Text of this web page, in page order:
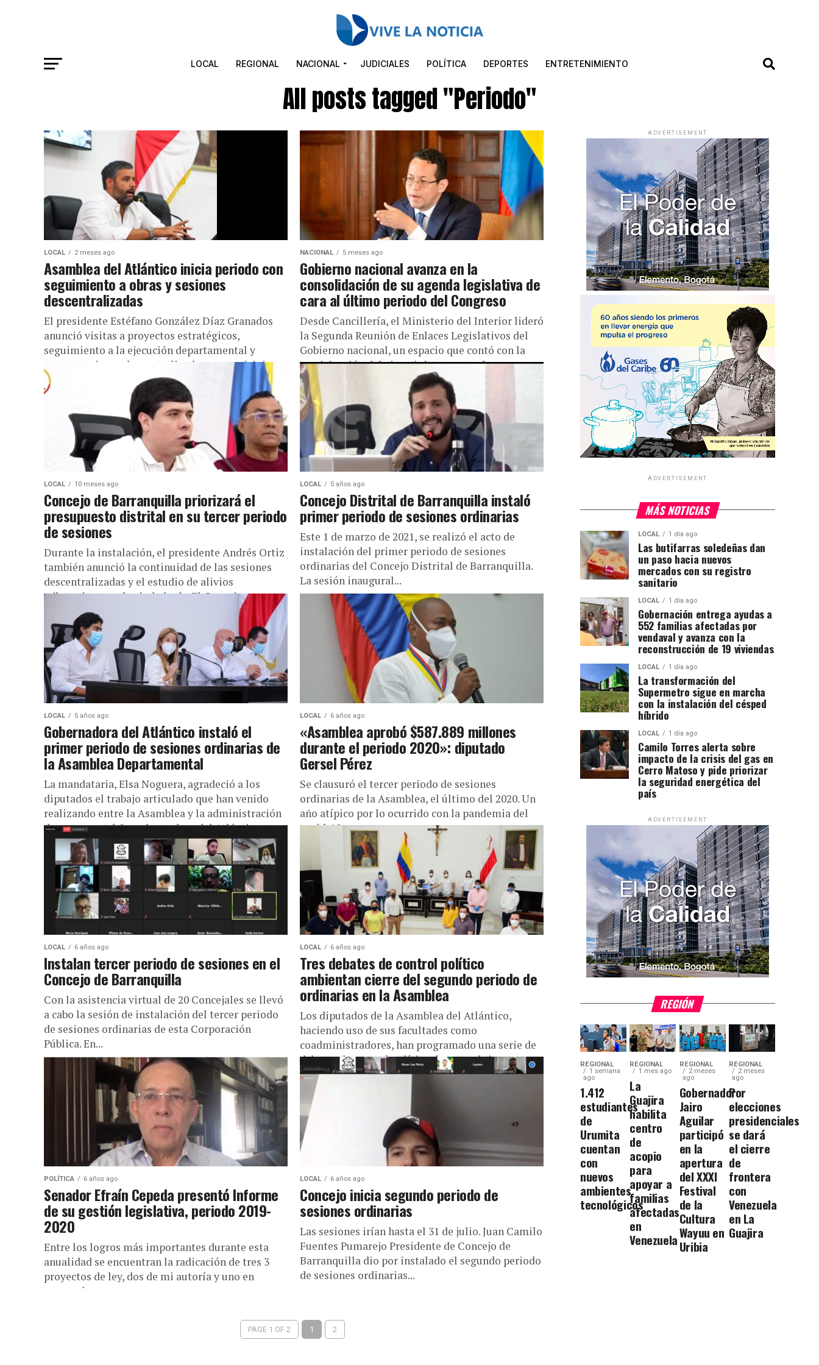
LOCAL REGIONAL NACIONAL JUDICIALES POLÍTICA DEPORTES ENTRETENIMIENTO
All posts tagged "Periodo"
LOCAL 2 meses ago
Asamblea del Atlántico inicia periodo con
seguimiento a obras y sesiones
descentralizadas
El presidente Estéfano González Díaz Granados
anunció visitas a proyectos estratégicos,
seguimiento a la ejecución departamental y
nuevas sesiones descentralizadas en municipios.
Con una agenda enfocada...
NACIONAL 5 meses ago
Gobierno nacional avanza en la
consolidación de su agenda legislativa de
cara al último periodo del Congreso
Desde Cancillería, el Ministerio del Interior lideró
la Segunda Reunión de Enlaces Legislativos del
Gobierno nacional, un espacio que contó con la
participación del viceministro general...
LOCAL 10 meses ago
Concejo de Barranquilla priorizará el
presupuesto distrital en su tercer periodo
de sesiones
Durante la instalación, el presidente Andrés Ortiz
también anunció la continuidad de las sesiones
descentralizadas y el estudio de alivios
tributarios para la ciudadanía. El Concejo...
LOCAL 5 años ago
Concejo Distrital de Barranquilla instaló
primer periodo de sesiones ordinarias
Este 1 de marzo de 2021, se realizó el acto de
instalación del primer periodo de sesiones
ordinarias del Concejo Distrital de Barranquilla.
La sesión inaugural...
LOCAL 5 años ago
Gobernadora del Atlántico instaló el
primer periodo de sesiones ordinarias de
la Asamblea Departamental
La mandataria, Elsa Noguera, agradeció a los
diputados el trabajo articulado que han venido
realizando entre la Asamblea y la administración
departamental. La gobernadora del Atlántico,...
LOCAL 6 años ago
«Asamblea aprobó $587.889 millones
durante el periodo 2020»: diputado
Gersel Pérez
Se clausuró el tercer periodo de sesiones
ordinarias de la Asamblea, el último del 2020. Un
año atípico por lo ocurrido con la pandemia del
covid-19, pero...
LOCAL 6 años ago
Instalan tercer periodo de sesiones en el
Concejo de Barranquilla
Con la asistencia virtual de 20 Concejales se llevó
a cabo la sesión de instalación del tercer periodo
de sesiones ordinarias de esta Corporación
Pública. En...
LOCAL 6 años ago
Tres debates de control político
ambientan cierre del segundo periodo de
ordinarias en la Asamblea
Los diputados de la Asamblea del Atlántico,
haciendo uso de sus facultades como
coadministradores, han programado una serie de
debates de control político durante el tiempo...
POLÍTICA 6 años ago
Senador Efraín Cepeda presentó Informe
de su gestión legislativa, periodo 2019-
2020
Entre los logros más importantes durante esta
anualidad se encuentran la radicación de tres 3
proyectos de ley, dos de mi autoría y uno en
coautoría:...
LOCAL 6 años ago
Concejo inicia segundo periodo de
sesiones ordinarias
Las sesiones irían hasta el 31 de julio. Juan Camilo
Fuentes Pumarejo Presidente de Concejo de
Barranquilla dio por instalado el segundo periodo
de sesiones ordinarias...
PAGE 1 OF 2 1 2
ADVERTISEMENT
ADVERTISEMENT
MÁS NOTICIAS
LOCAL 1 día ago
Las butifarras soledeñas dan
un paso hacia nuevos
mercados con su registro
sanitario
LOCAL 1 día ago
Gobernación entrega ayudas a
552 familias afectadas por
vendaval y avanza con la
reconstrucción de 19 viviendas
LOCAL 1 día ago
La transformación del
Supermetro sigue en marcha
con la instalación del césped
híbrido
LOCAL 1 día ago
Camilo Torres alerta sobre
impacto de la crisis del gas en
Cerro Matoso y pide priorizar
la seguridad energética del
país
ADVERTISEMENT
REGIÓN
REGIONAL
1 semana
ago
1.412
estudiantes
de
Urumita
cuentan
con
nuevos
ambientes
tecnológicos
REGIONAL
1 mes ago
La
Guajira
habilita
centro
de
acopio
para
apoyar a
familias
afectadas
en
Venezuela
REGIONAL
2 meses
ago
Gobernador
Jairo
Aguilar
participó
en la
apertura
del XXXI
Festival
de la
Cultura
Wayuu en
Uribia
REGIONAL
2 meses
ago
Por
elecciones
presidenciales
se dará
el cierre
de
frontera
con
Venezuela
en La
Guajira